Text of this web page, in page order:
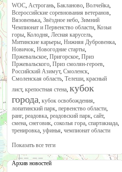
WOC, Астрогань, Бакланово, Волчейка,
Всероссийские соревнования ветеранов,
Вязовенька, Звёздное небо, Зимний
Чемпионат и Первенство области, Козьи
горы, Колодня, Лесная карусель,
Митинские карьеры, Нижняя Дубровенка,
Новичок, Новогодние старты,
Пржевальское, Пригорское, Приз
Пржевальского, Приз смолян-героев,
Российский Азимут, Смоленск,
Смоленская область, Телеши, красный
лист, крепостная стена, кубок
города, кубок освобождения,
лопатинский парк, первенство области,
ранг, реадовка, реадовский парк, сайт,
смена, снеговик, соколья гора, спартакиада,
тренировка, уфинья, чемпионат области
Показать все теги
Архив новостей